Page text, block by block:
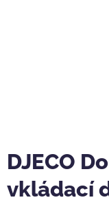
DJECO
vkládací